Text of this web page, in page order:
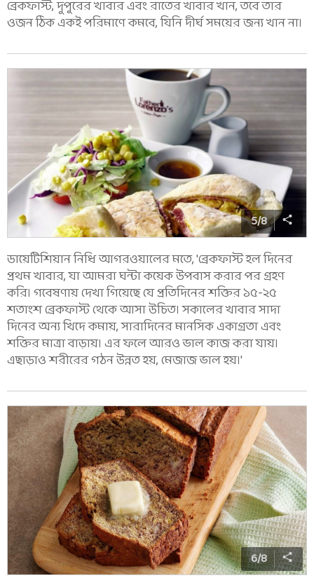
ব্রেকফাস্ট, দুপুরের খাবার এবং রাতের খাবার খান, তবে তার
ওজন ঠিক একই পরিমাণে কমবে, যিনি দীর্ঘ সময়ের জন্য খান না।
5/8
ডায়েটিশিয়ান নিধি আগরওয়ালের মতে, 'ব্রেকফাস্ট হল দিনের
প্রথম খাবার, যা আমরা ঘন্টা কয়েক উপবাস করার পর গ্রহণ
করি। গবেষণায় দেখা গিয়েছে যে প্রতিদিনের শক্তির ১৫-২৫
শতাংশ ব্রেকফাস্ট থেকে আসা উচিত। সকালের খাবার সাদা
দিনের অন্য খিদে কমায়, সারাদিনের মানসিক একাগ্রতা এবং
শক্তির মাত্রা বাড়ায়। এর ফলে আরও ভাল কাজ করা যায়।
এছাড়াও শরীরের গঠন উন্নত হয়, মেজাজ ভাল হয়।'
6/8